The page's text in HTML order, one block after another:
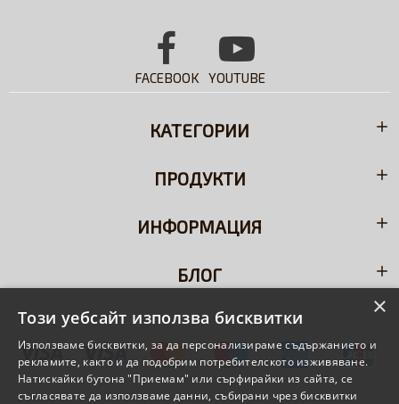
FACEBOOK YOUTUBE
КАТЕГОРИИ
ПРОДУКТИ
ИНФОРМАЦИЯ
БЛОГ
×
Този уебсайт използва бисквитки
Използваме бисквитки, за да персонализираме съдържанието и
рекламите, както и да подобрим потребителското изживяване.
Натискайки бутона "Приемам" или сърфирайки из сайта, се
съгласявате да използваме данни, събирани чрез бисквитки